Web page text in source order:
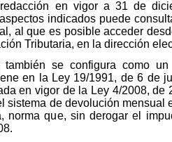
en vigor a 31 de
indicados puede
al que es posible acceder
Tributaria, en la dirección
se configura como
en la Ley 19/1991, de 6 de
en vigor de la Ley 4/2008,
de devolución mensual
norma que, sin derogar el